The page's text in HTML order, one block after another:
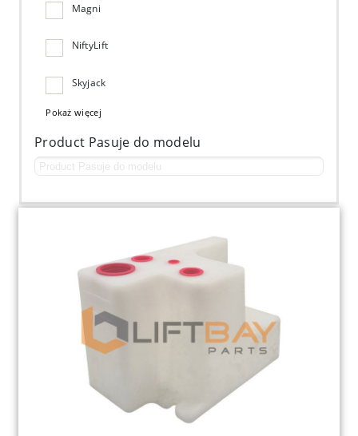
Magni
NiftyLift
Skyjack
Pokaż więcej
Product Pasuje do modelu